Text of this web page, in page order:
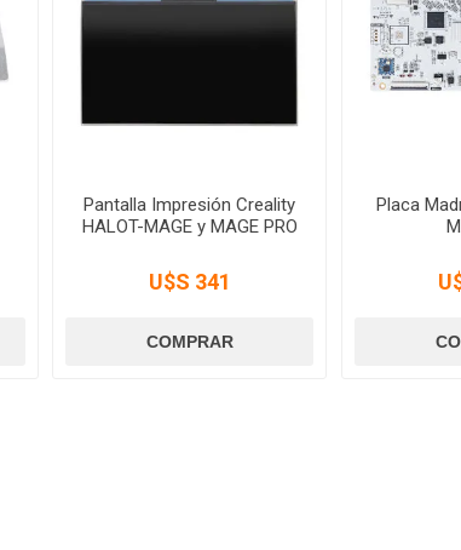
Pantalla Impresión Creality
HALOT-MAGE y MAGE PRO
U$S 341
Placa